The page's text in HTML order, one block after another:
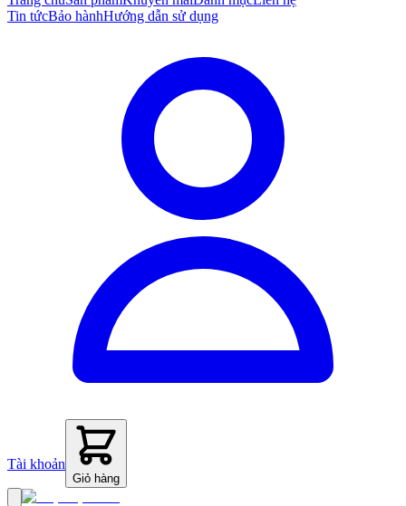
Tin tứcBảo hànhHướng dẫn sử dụng
Tài khoản
Giỏ hàng